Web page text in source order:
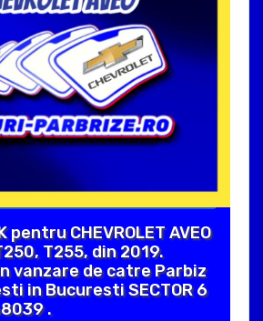
pentru CHEVROLET AVEO
T255, din 2019.
vanzare de catre Parbiz
in Bucuresti SECTOR 6
.